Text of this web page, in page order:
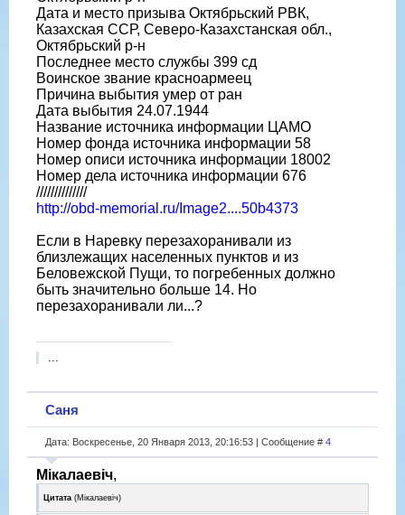
Дата и место призыва Октябрьский РВК,
Казахская ССР, Северо-Казахстанская обл.,
Октябрьский р-н
Последнее место службы 399 сд
Воинское звание красноармеец
Причина выбытия умер от ран
Дата выбытия 24.07.1944
Название источника информации ЦАМО
Номер фонда источника информации 58
Номер описи источника информации 18002
Номер дела источника информации 676
//////////////
http://obd-memorial.ru/Image2....50b4373
Если в Наревку перезахоранивали из
близлежащих населенных пунктов и из
Беловежской Пущи, то погребенных должно
быть значительно больше 14. Но
перезахоранивали ли...?
Саня
Дата: Воскресенье, 20 Января 2013, 20:16:53 | Сообщение # 4
Мікалаевіч,
Цитата (Мікалаевіч)